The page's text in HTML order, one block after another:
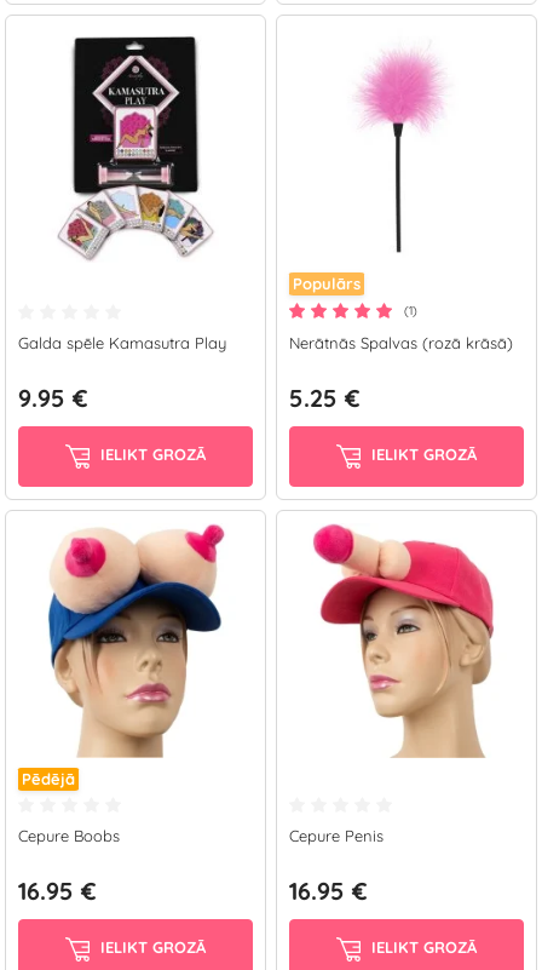
Galda spēle Kamasutra Play
9.95 €
IELIKT GROZĀ
Populārs
(1)
Nerātnās Spalvas (rozā krāsā)
5.25 €
IELIKT GROZĀ
Pēdējā
Cepure Boobs
16.95 €
IELIKT GROZĀ
Cepure Penis
16.95 €
IELIKT GROZĀ